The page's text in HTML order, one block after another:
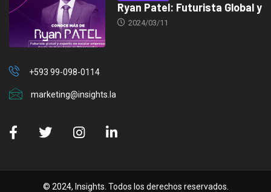
Ryan Patel: Futurista Global y
2024/03/11
+593 99-098-0114
marketing@insights.la
© 2024, Insights. Todos los derechos reservados.